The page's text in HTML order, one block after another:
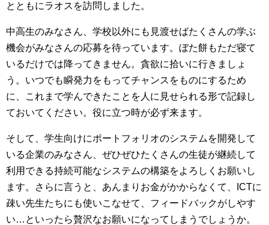
とともにラオスを訪問しました。
中高生のみなさん、学校以外にも見渡せばたくさんの学ぶ
機会がみなさんの応募を待っています。ぼた餅もただ寝て
いるだけでは降ってきません。貪欲に拾いに行きましょ
う。いつでも瞬発力をもってチャンスをものにするため
に、これまで学んできたことを人に見せられる形で記録し
ておいてください。役に立つ時が必ず来ます。
そして、学生向けにポートフォリオのシステムを開発して
いる企業のみなさん、ぜひぜひたくさんの生徒が継続して
利用できる持続可能なシステムの構築をよろしくお願いし
ます。さらに言うと、あんまりお金がかからなくて、ICTに
疎い先生たちにも使いこなせて、フィードバックがしやす
い…といったら贅沢なお願いになってしまうでしょうか。